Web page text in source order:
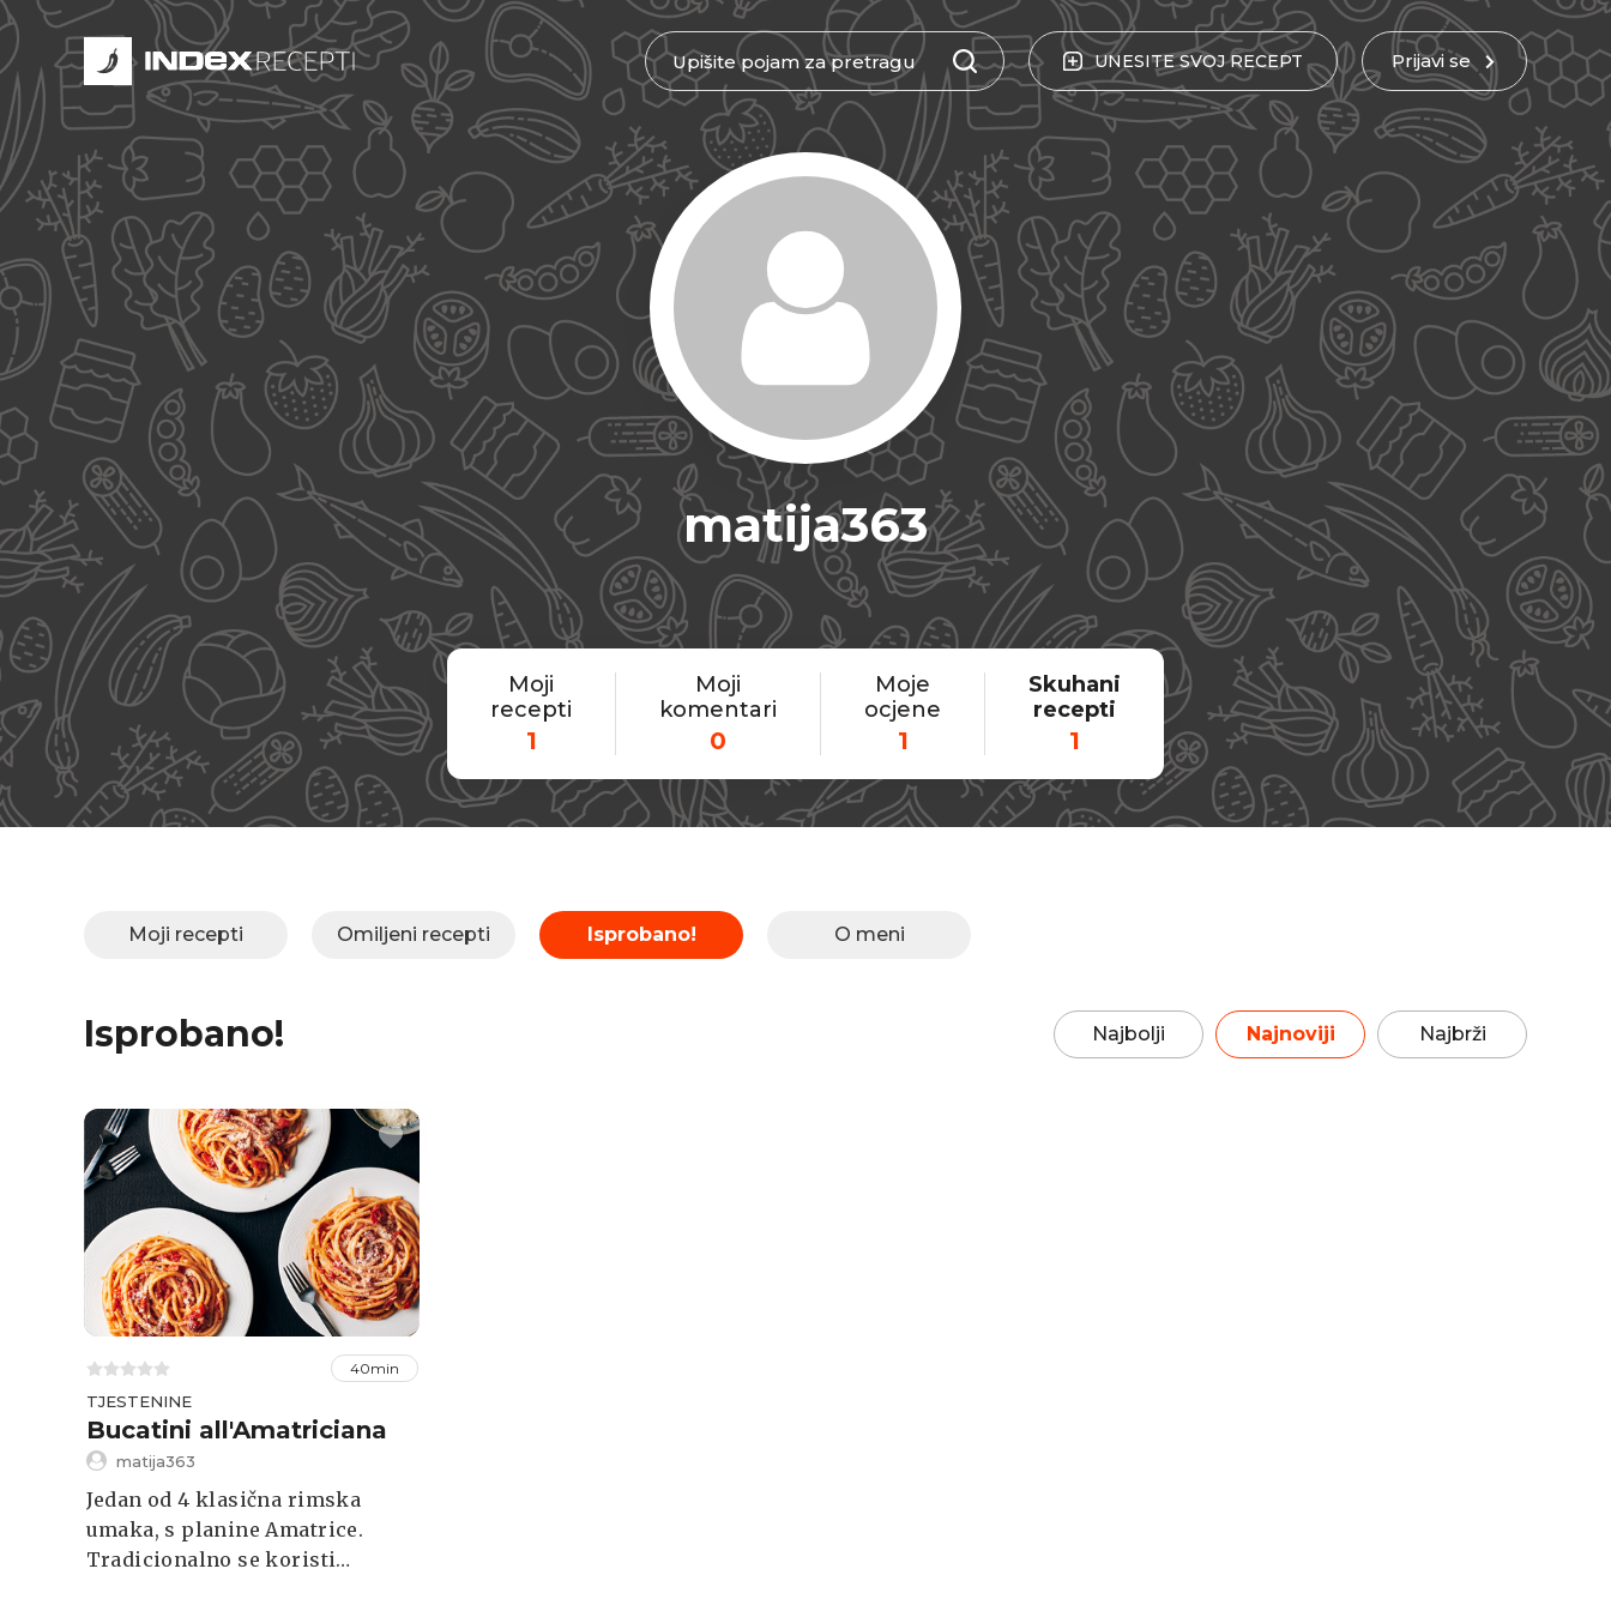
UNESITESVOJRECEPT Prijavi se
matija363
Moji
recepti
1
Moji
komentari
0
Moje
ocjene
1
Skuhani
recepti
1
Moji recepti Omiljeni recepti Isprobano! O meni
Isprobano! Najbolji Najnoviji Najbrži
40min
TJESTENINE
Bucatini all'Amatriciana
matija363
Jedan od 4 klasična rimska
umaka, s planine Amatrice.
Tradicionalno se koristi